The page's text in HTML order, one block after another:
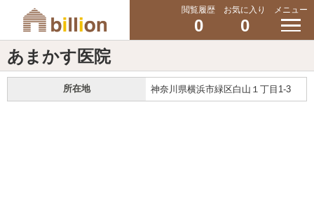
閲覧履歴
0
お気に入り
0
メニュー
あまかす医院
所在地 神奈川県横浜市緑区白山１丁目1-3